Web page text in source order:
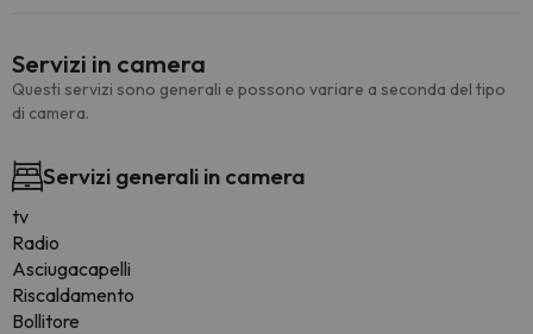
Servizi in camera
Questi servizi sono generali e possono variare a seconda del tipo
di camera.
Servizi generali in camera
tv
Radio
Asciugacapelli
Riscaldamento
Bollitore